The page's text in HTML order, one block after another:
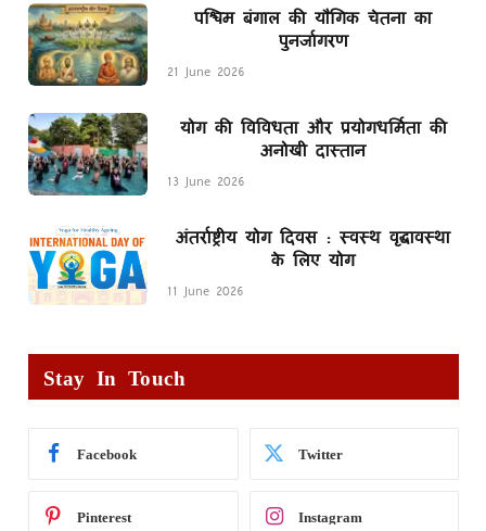
पश्चिम बंगाल की यौगिक चेतना का
पुनर्जागरण
21 June 2026
योग की विविधता और प्रयोगधर्मिता की
अनोखी दास्तान
13 June 2026
अंतर्राष्ट्रीय योग दिवस : स्वस्थ वृद्धावस्था
के लिए योग
11 June 2026
Stay In Touch
Facebook Twitter
Pinterest Instagram